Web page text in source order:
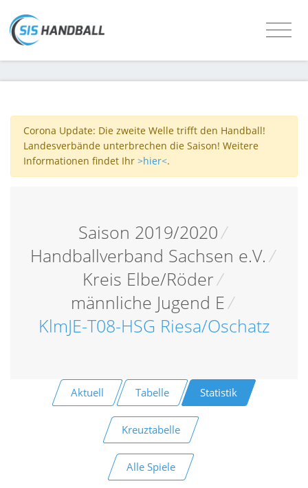
Corona Update: Die zweite Welle trifft den Handball!
Landesverbände unterbrechen die Saison! Weitere
Informationen findet Ihr >hier<.
Saison 2019/2020/
Handballverband Sachsen e.V./
Kreis Elbe/Röder/
männliche Jugend E/
KlmJE-T08-HSG Riesa/Oschatz
Aktuell Tabelle Statistik
Kreuztabelle
Alle Spiele